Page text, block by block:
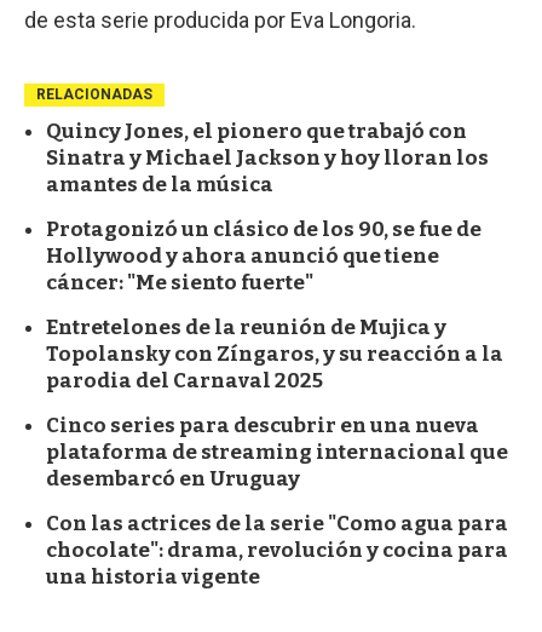
de esta serie producida por Eva Longoria.
RELACIONADAS
Quincy Jones, el pionero que trabajó con
Sinatra y Michael Jackson y hoy lloran los
amantes de la música
Protagonizó un clásico de los 90, se fue de
Hollywood y ahora anunció que tiene
cáncer: "Me siento fuerte"
Entretelones de la reunión de Mujica y
Topolansky con Zíngaros, y su reacción a la
parodia del Carnaval 2025
Cinco series para descubrir en una nueva
plataforma de streaming internacional que
desembarcó en Uruguay
Con las actrices de la serie "Como agua para
chocolate": drama, revolución y cocina para
una historia vigente